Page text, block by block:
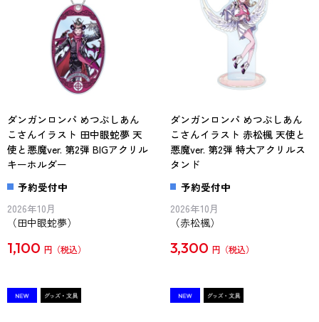
ダンガンロンパ めつぶしあん
こさんイラスト 田中眼蛇夢 天
使と悪魔ver. 第2弾 BIGアクリル
キーホルダー
予約受付中
2026年10月
（田中眼蛇夢）
1,100 円
ダンガンロンパ めつぶしあん
こさんイラスト 赤松楓 天使と
悪魔ver. 第2弾 特大アクリルス
タンド
予約受付中
2026年10月
（赤松楓）
3,300 円